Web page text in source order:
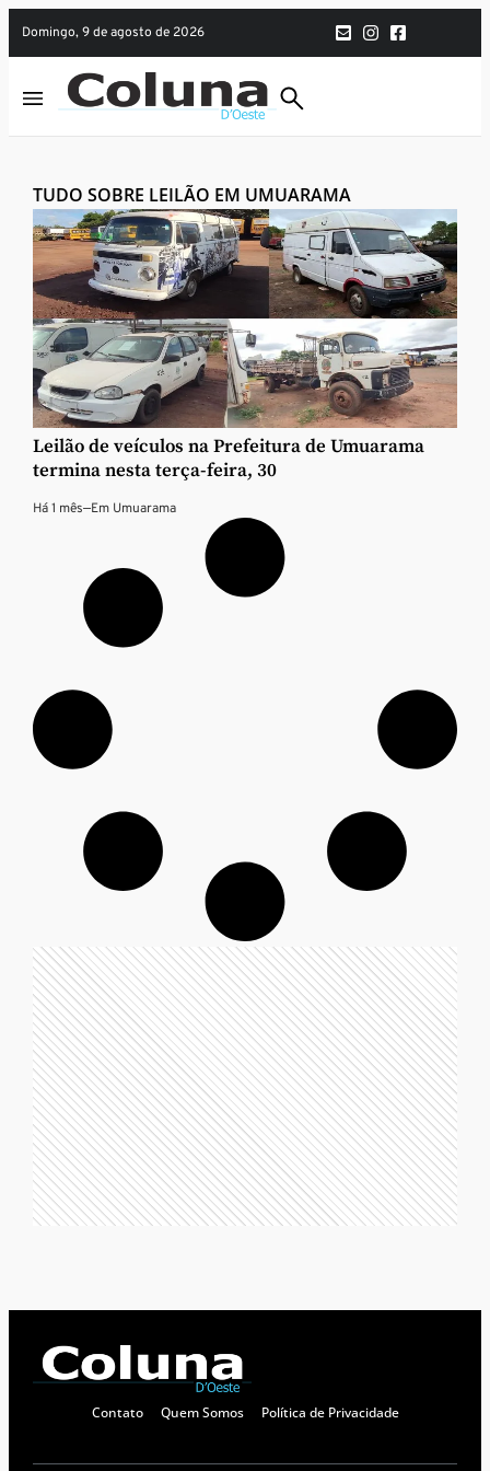
domingo, 9 de agosto de 2026
TUDO SOBRE LEILÃO EM UMUARAMA
Leilão de veículos na Prefeitura de Umuarama
termina nesta terça-feira, 30
Há 1 mês—Em Umuarama
Contato Quem Somos Política de Privacidade